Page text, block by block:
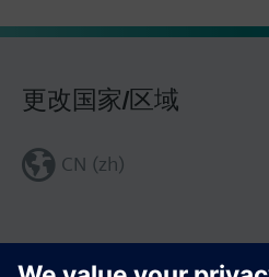
更改国家/区域
CN (zh)